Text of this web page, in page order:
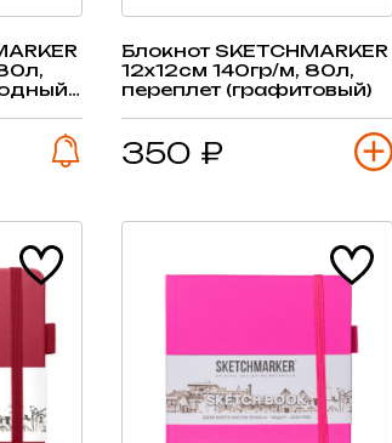
Блокнот SKETCHMARKER
12х12см 140гр/м, 80л,
переплет (графитовый)
350 ₽